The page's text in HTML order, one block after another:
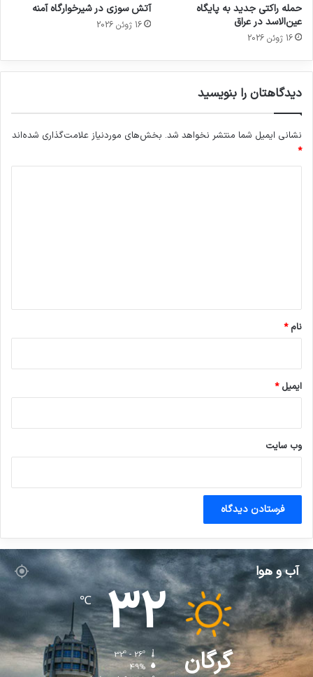
حمله راکتی جدید به پایگاه
عین‌الاسد در عراق
16 ژوئن 2026
آتش سوزی در شیرخوارگاه آمنه
16 ژوئن 2026
دیدگاهتان را بنویسید
نشانی ایمیل شما منتشر نخواهد شد. بخش‌های موردنیاز علامت‌گذاری شده‌اند
*
نام*
ایمیل*
وب‌ سایت
آب و هوا
گرگان
32
℃
32º - 26º
49%